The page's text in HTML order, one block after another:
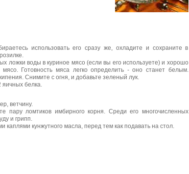
использовать его сразу же, охладите и сохраните в
ложки воды в куриное мясо (если вы его используете) и хорошо
Готовность мяса легко определить - оно станет белым.
Снимите с огня, и добавьте зеленый лук.
яичных белка.
ветчину.
пару ломтиков имбирного корня. Среди его многочисленных
и грипп.
каплями кунжутного масла, перед тем как подавать на стол.